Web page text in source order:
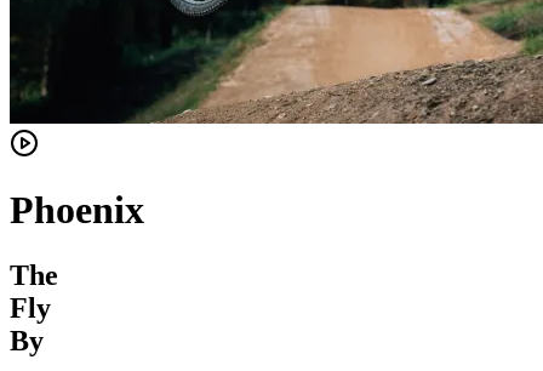
Phoenix
The
Fly
By